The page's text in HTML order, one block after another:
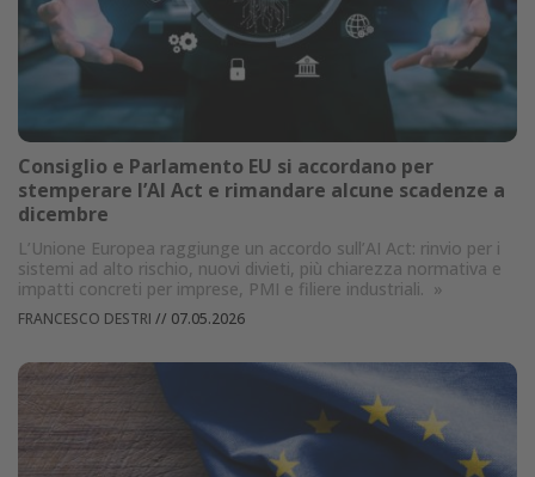
Consiglio e Parlamento EU si accordano per
stemperare l’AI Act e rimandare alcune scadenze a
dicembre
L’Unione Europea raggiunge un accordo sull’AI Act: rinvio per i
sistemi ad alto rischio, nuovi divieti, più chiarezza normativa e
impatti concreti per imprese, PMI e filiere industriali. »
FRANCESCO DESTRI // 07.05.2026